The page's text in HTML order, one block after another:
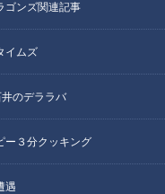
ゴンズ関連記事
イムズ
のデララバ
ー３分クッキング
遇
」